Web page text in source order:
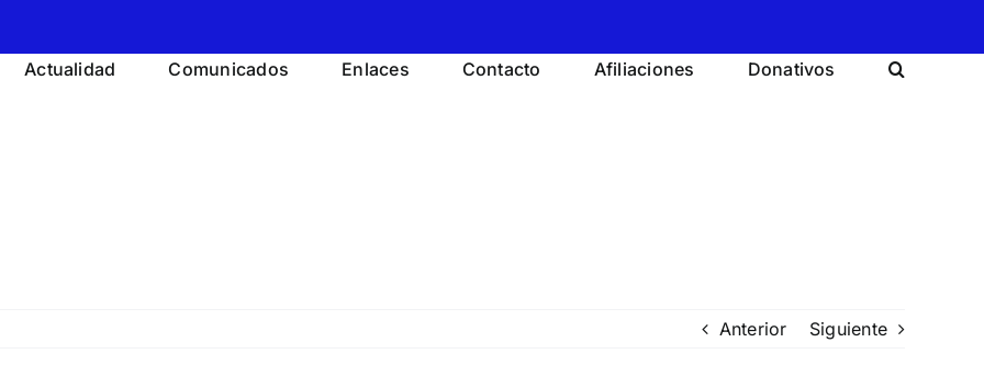
Actualidad Comunicados Enlaces Contacto Afiliaciones Donativos
Anterior Siguiente